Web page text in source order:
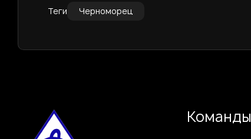
Теги Черноморец
Команды